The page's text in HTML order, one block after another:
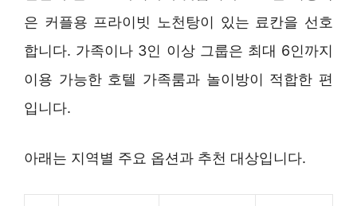
은 커플용 프라이빗 노천탕이 있는 료칸을 선호
합니다. 가족이나 3인 이상 그룹은 최대 6인까지
이용 가능한 호텔 가족룸과 놀이방이 적합한 편
입니다.
아래는 지역별 주요 옵션과 추천 대상입니다.